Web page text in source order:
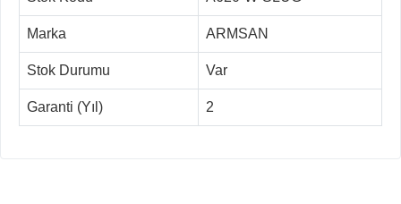
Marka ARMSAN
Stok Durumu Var
Garanti (Yıl) 2